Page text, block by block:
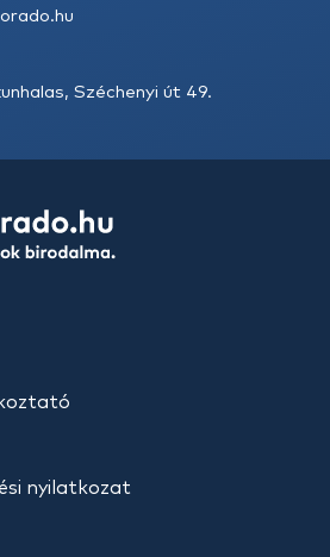
Széchenyi út 49.
nyilatkozat